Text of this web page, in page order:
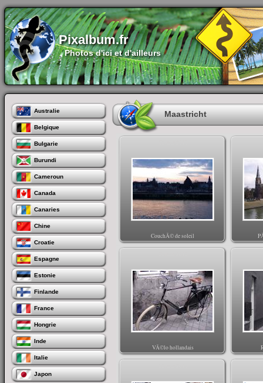
Pixalbum.fr
Photos d'ici et d'ailleurs
Australie
Belgique
Bulgarie
Burundi
Cameroun
Canada
Canaries
Chine
Croatie
Espagne
Estonie
Finlande
France
Hongrie
Inde
Italie
Japon
Maastricht
CouchÃ© de soleil
VÃ©lo hollandais